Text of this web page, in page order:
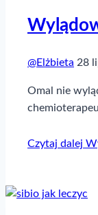
@Elżbieta 28
Omal nie
Czytaj dalej